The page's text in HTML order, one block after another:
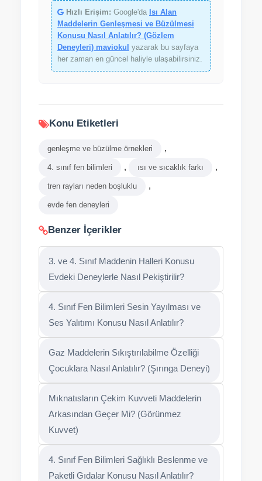
Hızlı Erişim: Google'da Isı Alan
Maddelerin Genleşmesi ve Büzülmesi
Konusu Nasıl Anlatılır? (Gözlem
Deneyleri) maviokul yazarak bu sayfaya
her zaman en güncel haliyle ulaşabilirsiniz.
Konu Etiketleri
genleşme ve büzülme örnekleri ,
4. sınıf fen bilimleri , ısı ve sıcaklık farkı ,
tren rayları neden boşluklu ,
evde fen deneyleri
Benzer İçerikler
3. ve 4. Sınıf Maddenin Halleri Konusu
Evdeki Deneylerle Nasıl Pekiştirilir?
4. Sınıf Fen Bilimleri Sesin Yayılması ve
Ses Yalıtımı Konusu Nasıl Anlatılır?
Gaz Maddelerin Sıkıştırılabilme Özelliği
Çocuklara Nasıl Anlatılır? (Şırınga Deneyi)
Mıknatısların Çekim Kuvveti Maddelerin
Arkasından Geçer Mi? (Görünmez
Kuvvet)
4. Sınıf Fen Bilimleri Sağlıklı Beslenme ve
Paketli Gıdalar Konusu Nasıl Anlatılır?